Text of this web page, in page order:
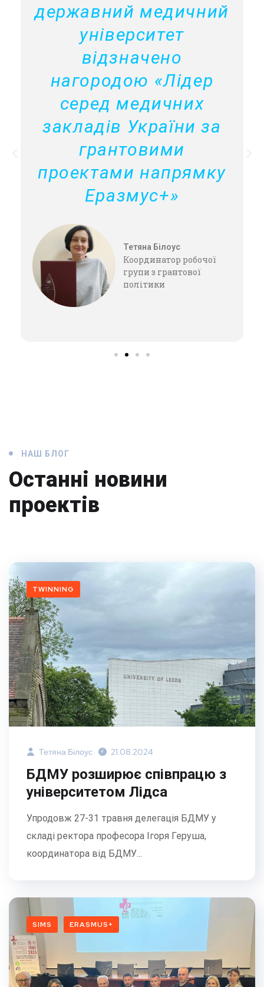
державний медичний
університет
відзначено
нагородою «Лідер
серед медичних
закладів України за
грантовими
проектами напрямку
Еразмус+»
Тетяна Білоус
Координатор робочої
групи з грантової
політики
НАШ БЛОГ
Останні новини
проектів
TWINNING
Тетяна Білоус 21.08.2024
БДМУ розширює співпрацю з
університетом Лідса
Упродовж 27-31 травня делегація БДМУ у
складі ректора професора Ігоря Геруша,
координатора від БДМУ...
SIMS ERASMUS+